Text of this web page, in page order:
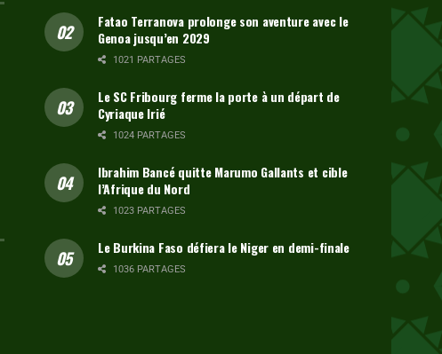
Fatao Terranova prolonge son aventure avec le
Genoa jusqu’en 2029
1021 PARTAGES
Le SC Fribourg ferme la porte à un départ de
Cyriaque Irié
1024 PARTAGES
Ibrahim Bancé quitte Marumo Gallants et cible
l’Afrique du Nord
1023 PARTAGES
Le Burkina Faso défiera le Niger en demi-finale
1036 PARTAGES